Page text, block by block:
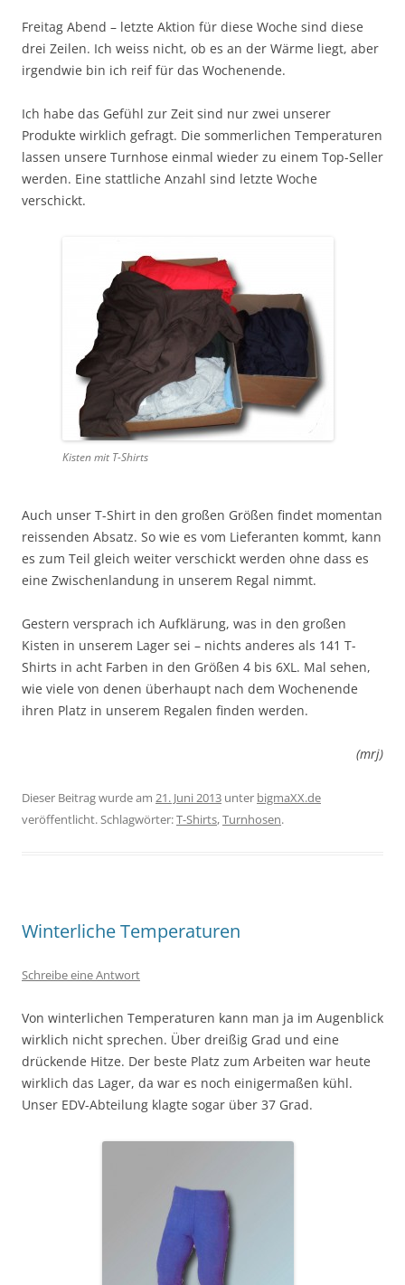
Freitag Abend – letzte Aktion für diese Woche sind diese
drei Zeilen. Ich weiss nicht, ob es an der Wärme liegt, aber
irgendwie bin ich reif für das Wochenende.
Ich habe das Gefühl zur Zeit sind nur zwei unserer
Produkte wirklich gefragt. Die sommerlichen Temperaturen
lassen unsere Turnhose einmal wieder zu einem Top-Seller
werden. Eine stattliche Anzahl sind letzte Woche
verschickt.
Kisten mit T-Shirts
Auch unser T-Shirt in den großen Größen findet momentan
reissenden Absatz. So wie es vom Lieferanten kommt, kann
es zum Teil gleich weiter verschickt werden ohne dass es
eine Zwischenlandung in unserem Regal nimmt.
Gestern versprach ich Aufklärung, was in den großen
Kisten in unserem Lager sei – nichts anderes als 141 T-
Shirts in acht Farben in den Größen 4 bis 6XL. Mal sehen,
wie viele von denen überhaupt nach dem Wochenende
ihren Platz in unserem Regalen finden werden.
(mrj)
Dieser Beitrag wurde am 21. Juni 2013 unter bigmaXX.de
veröffentlicht. Schlagwörter:T-Shirts,Turnhosen.
Winterliche Temperaturen
Schreibe eine Antwort
Von winterlichen Temperaturen kann man ja im Augenblick
wirklich nicht sprechen. Über dreißig Grad und eine
drückende Hitze. Der beste Platz zum Arbeiten war heute
wirklich das Lager, da war es noch einigermaßen kühl.
Unser EDV-Abteilung klagte sogar über 37 Grad.